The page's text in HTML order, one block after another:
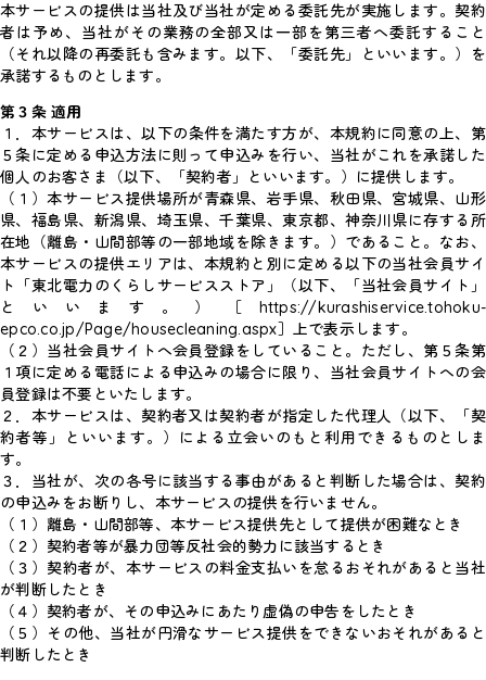
本サービスの提供は当社及び当社が定める委託先が実施します。契約
者は予め、当社がその業務の全部又は一部を第三者へ委託すること
（それ以降の再委託も含みます。以下、「委託先」といいます。）を
承諾するものとします。
第３条 適用
１． 本サービスは、以下の条件を満たす方が、本規約に同意の上、第
５条に定める申込方法に則って申込みを行い、当社がこれを承諾した
個人のお客さま（以下、「契約者」といいます。）に提供します。
（１）本サービス提供場所が青森県、岩手県、秋田県、宮城県、山形
県、福島県、新潟県、埼玉県、千葉県、東京都、神奈川県に存する所
在地（離島・山間部等の一部地域を除きます。）であること。なお、
本サービスの提供エリアは、本規約と別に定める以下の当社会員サイ
ト「東北電力のくらしサービスストア」（以下、「当社会員サイト」
といいます。）［https://kurashiservice.tohoku-
epco.co.jp/Page/housecleaning.aspx］上で表示します。
（２）当社会員サイトへ会員登録をしていること。ただし、第５条第
１項に定める電話による申込みの場合に限り、当社会員サイトへの会
員登録は不要といたします。
２．本サービスは、契約者又は契約者が指定した代理人（以下、「契
約者等」といいます。）による立会いのもと利用できるものとしま
す。
３．当社が、次の各号に該当する事由があると判断した場合は、契約
の申込みをお断りし、本サービスの提供を行いません。
（１）離島・山間部等、本サービス提供先として提供が困難なとき
（２）契約者等が暴力団等反社会的勢力に該当するとき
（３）契約者が、本サービスの料金支払いを怠るおそれがあると当社
が判断したとき
（４）契約者が、その申込みにあたり虚偽の申告をしたとき
（５）その他、当社が円滑なサービス提供をできないおそれがあると
判断したとき